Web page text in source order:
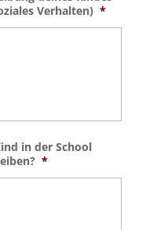
Verhalten) *
in der School
*